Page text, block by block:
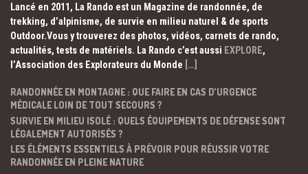
Lancé en 2011, La Rando est un Magazine de randonnée, de
trekking, d’alpinisme, de survie en milieu naturel & de sports
Outdoor.Vous y trouverez des photos, vidéos, carnets de rando,
actualités, tests de matériels. La Rando c’est aussi EXPLORE,
l’Association des Explorateurs du Monde […]
RANDONNÉE EN MONTAGNE : QUE FAIRE EN CAS D’URGENCE
MÉDICALE LOIN DE TOUT SECOURS ?
SURVIE EN MILIEU ISOLÉ : QUELS ÉQUIPEMENTS DE DÉFENSE SONT
LÉGALEMENT AUTORISÉS ?
LES ÉLÉMENTS ESSENTIELS À PRÉVOIR POUR RÉUSSIR VOTRE
RANDONNÉE EN PLEINE NATURE